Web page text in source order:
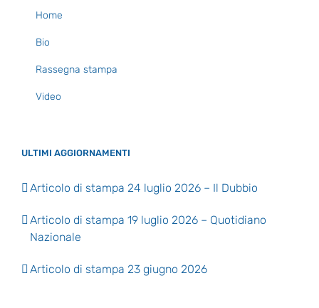
Home
Bio
Rassegna stampa
Video
ULTIMI AGGIORNAMENTI
Articolo di stampa 24 luglio 2026 – Il Dubbio
Articolo di stampa 19 luglio 2026 – Quotidiano
Nazionale
Articolo di stampa 23 giugno 2026